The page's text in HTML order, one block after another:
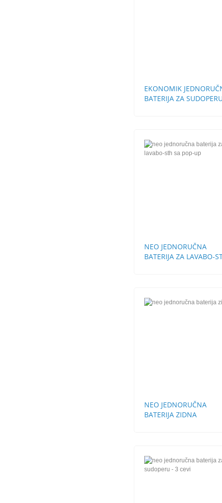
EKONOMIK
BATERIJA ZA
NEO JEDNORUČNA
BATERIJA ZA LAVABO-
NEO JEDNORUČNA
BATERIJA ZIDNA